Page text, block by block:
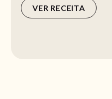
VER RECEITA